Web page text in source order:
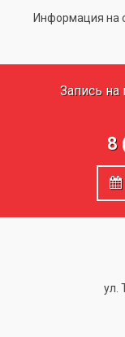
Информация на
Запись на
8
ул.